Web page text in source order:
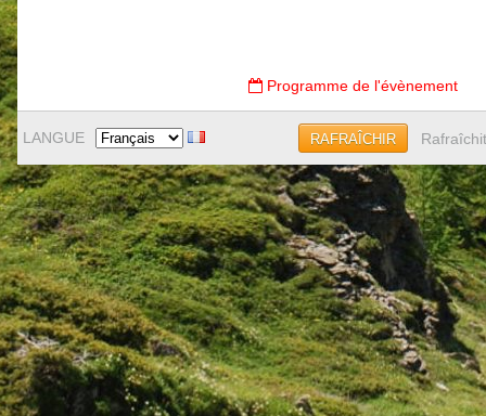
Programme de l'évènement
LANGUE RAFRAÎCHIR